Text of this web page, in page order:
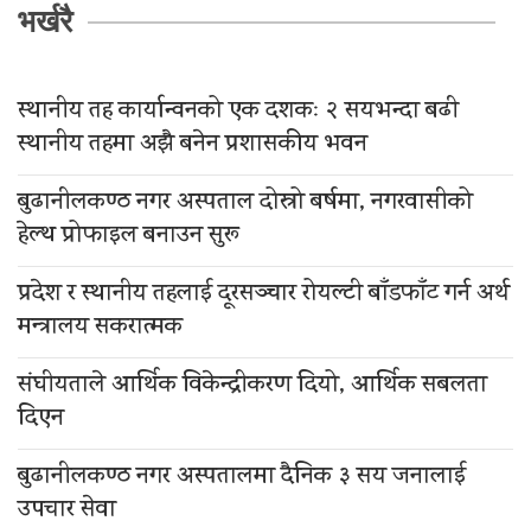
भर्खरै
स्थानीय तह कार्यान्वनको एक दशकः २ सयभन्दा बढी
स्थानीय तहमा अझै बनेन प्रशासकीय भवन
बुढानीलकण्ठ नगर अस्पताल दोस्रो बर्षमा, नगरवासीको
हेल्थ प्रोफाइल बनाउन सुरू
प्रदेश र स्थानीय तहलाई दूरसञ्चार रोयल्टी बाँडफाँट गर्न अर्थ
मन्त्रालय सकरात्मक
संघीयताले आर्थिक विकेन्द्रीकरण दियो, आर्थिक सबलता
दिएन
बुढानीलकण्ठ नगर अस्पतालमा दैनिक ३ सय जनालाई
उपचार सेवा